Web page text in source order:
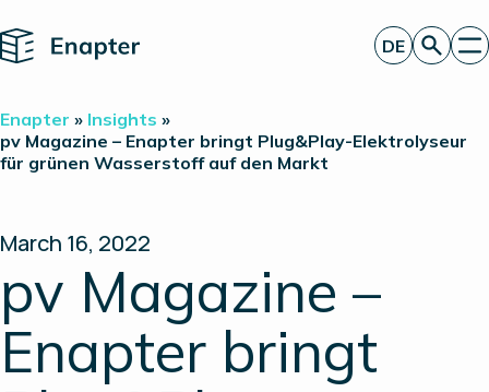
Home
Technologie
Produkte
Über uns
Investor Relations
DE
Enapter » Insights »
pv Magazine – Enapter bringt Plug&Play-Elektrolyseur
für grünen Wasserstoff auf den Markt
March 16, 2022
pv Magazine –
Enapter bringt